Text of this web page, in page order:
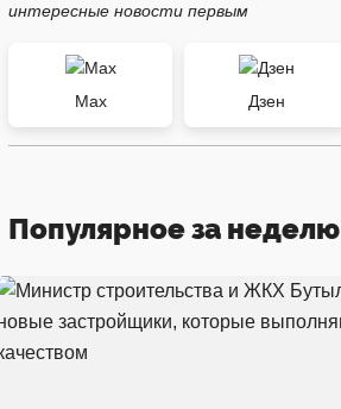
интересные новости первым
Max Дзен
Популярное за неделю